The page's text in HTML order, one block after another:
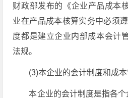
财政部发布的《企业产品成本
业在产品成本核算实务中必须
度都是建立企业内部成本会计
法规。
(3)本企业的会计制度和成
本企业的会计制度是指各